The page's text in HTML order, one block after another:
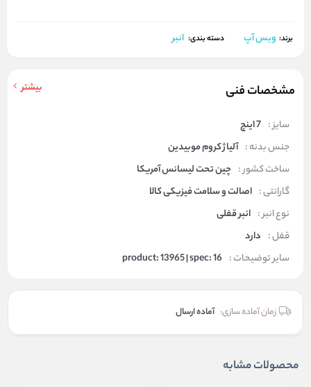
برند: ویس آپ دسته بندی: انبر
مشخصات فنی بیشتر
سایز : 7 اینچ
جنس بدنه : آلیاژ کروم موبیدین
ساخت کشور : چین تحت لیسانس آمریکا
گارانتی : اصالت و سلامت فیزیکی کالا
نوع انبر : انبر قفلی
قفل : دارد
سایر توضیحات : product: 13965 | spec: 16
زمان آماده سازی: آماده ارسال
محصولات مشابه